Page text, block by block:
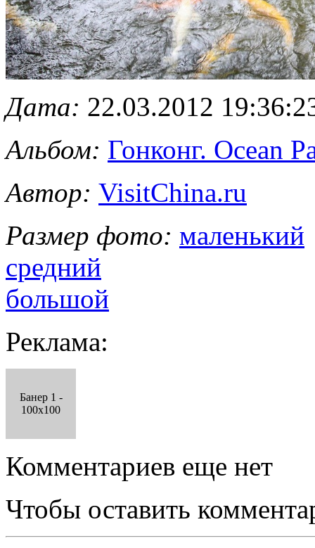
Дата: 22.03.2012
Альбом: Гонконг. Ocean
Автор: VisitChina.ru
Размер фото: маленький
средний
большой
Реклама:
Банер 1 -
100x100
Комментариев еще нет
Чтобы оставить